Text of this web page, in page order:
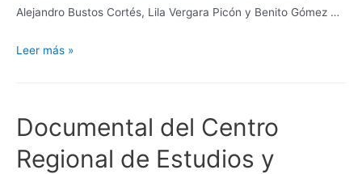
Alejandro Bustos Cortés, Lila Vergara Picón y Benito Gómez …
Leer más »
Documental del Centro
Regional de Estudios y